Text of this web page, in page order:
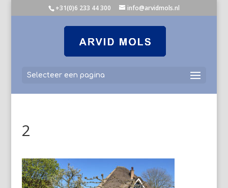
+31(0)6 233 44 300 info@arvidmols.nl
Selecteer een pagina
2